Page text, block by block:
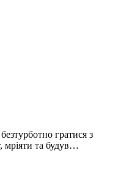
гратися з
мріяти та будув…